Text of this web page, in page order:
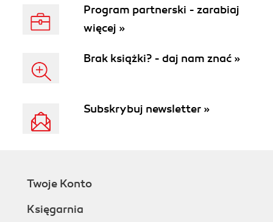
Program partnerski - zarabiaj
więcej »
Brak książki? - daj nam znać »
Subskrybuj newsletter »
Twoje Konto
Księgarnia